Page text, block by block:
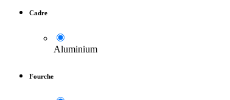
Cadre
Aluminium
Fourche